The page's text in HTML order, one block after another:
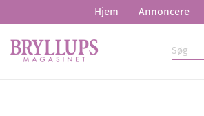
Hjem Annoncere